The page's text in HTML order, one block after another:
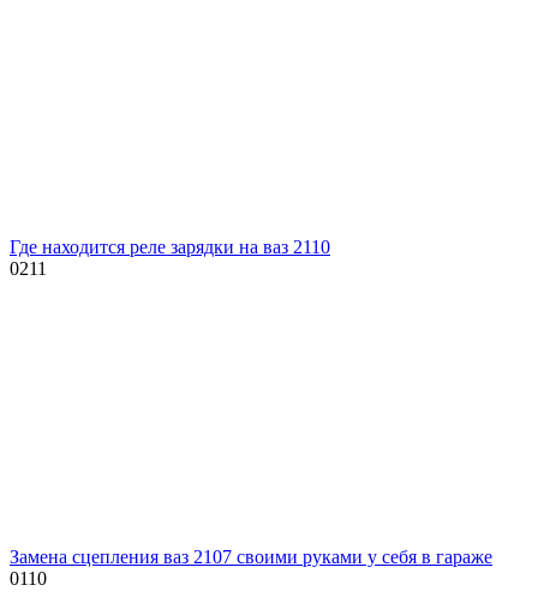
Где находится реле зарядки на ваз 2110
0211
Замена сцепления ваз 2107 своими руками у себя в гараже
0110